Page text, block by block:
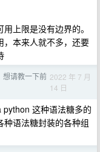
上限是没有边界的。
，本来人就不多，还要
想请教一下前 2022 年 7 月
14 日
这种语法糖多的
语法糖封装的各种组